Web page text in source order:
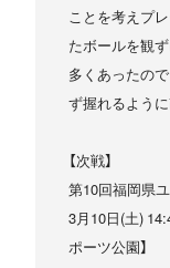
ことを考えプ
たボールを観
多くあったの
ず握れるよう
【次戦】
第10回福岡県
3月10日(土)
ポーツ公園】